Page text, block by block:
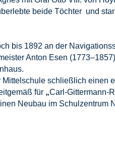
beide Töchter und
bis 1892 an der
Anton Esen
schließlich einen
für „Carl-Gittermann-
Neubau im Schulzentrum